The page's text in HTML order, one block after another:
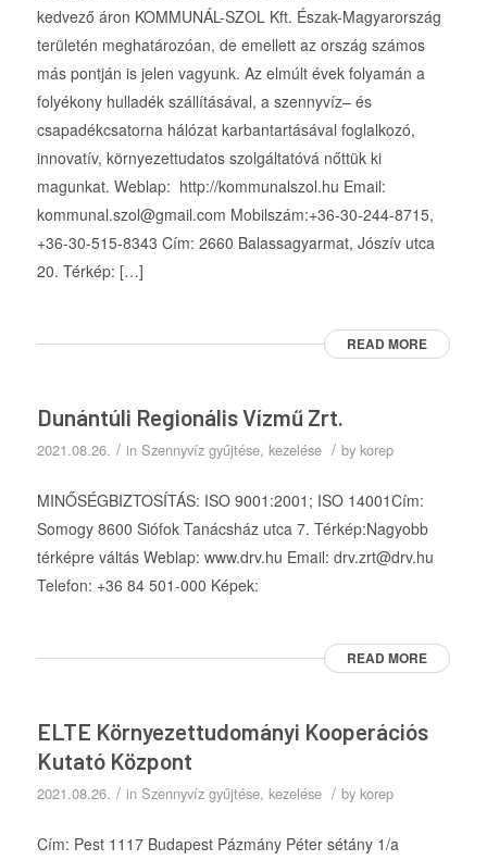
kedvező áron KOMMUNÁL-SZOL Kft. Észak-Magyarország
területén meghatározóan, de emellett az ország számos
más pontján is jelen vagyunk. Az elmúlt évek folyamán a
folyékony hulladék szállításával, a szennyvíz– és
csapadékcsatorna hálózat karbantartásával foglalkozó,
innovatív, környezettudatos szolgáltatóvá nőttük ki
magunkat. Weblap: http://kommunalszol.hu Email:
kommunal.szol@gmail.com Mobilszám:+36-30-244-8715,
+36-30-515-8343 Cím: 2660 Balassagyarmat, Jószív utca
20. Térkép: […]
READ MORE
Dunántúli Regionális Vízmű Zrt.
2021.08.26. / in Szennyvíz gyűjtése, kezelése / by korep
MINŐSÉGBIZTOSÍTÁS: ISO 9001:2001; ISO 14001Cím:
Somogy 8600 Siófok Tanácsház utca 7. Térkép:Nagyobb
térképre váltás Weblap: www.drv.hu Email: drv.zrt@drv.hu
Telefon: +36 84 501-000 Képek:
READ MORE
ELTE Környezettudományi Kooperációs
Kutató Központ
2021.08.26. / in Szennyvíz gyűjtése, kezelése / by korep
Cím: Pest 1117 Budapest Pázmány Péter sétány 1/a